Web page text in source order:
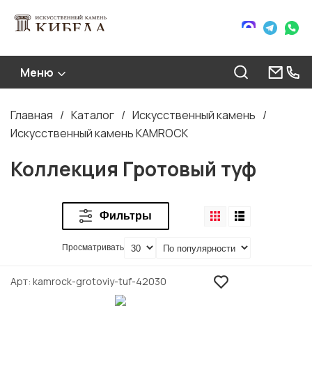
Меню
Строка
навигации
Главная Каталог
Искусственный камень
Искусственный камень KAMROCK
Коллекция Гротовый туф
Фильтры
Просматривать
Арт kamrock-grotoviy-tuf-42030